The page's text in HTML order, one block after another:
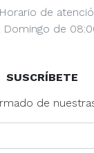
Horario de
Domingo de
SUSCRÍBETE
de